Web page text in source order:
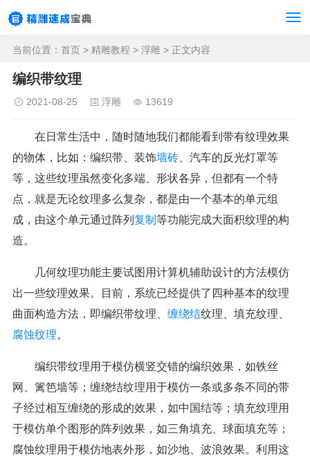
当前位置： 首页 > 精雕教程 > 浮雕 > 正文内容
编织带纹理
2021-08-25 浮雕 13619
在日常生活中，随时随地我们都能看到带有纹理效果
的物体，比如：编织带、装饰墙砖 、汽车的反光灯罩等
等，这些纹理虽然变化多端、形状各异，但都有一个特
点，就是无论纹理多么复杂，都是由一个基本的单元组
成，由这个单元通过阵列 复制 等功能完成大面积纹理的构
造。
几何纹理功能主要试图用计算机辅助设计的方法模仿
出一些纹理效果。目前，系统已经提供了四种基本的纹理
曲面构造方法，即编织带纹理、 缠绕结纹理、填充纹理、
腐蚀纹理。
编织带纹理用于模仿横竖交错的编织效果，如铁丝
网、篱笆墙等；缠绕结纹理用于模仿一条或多条不同的带
子经过相互缠绕的形成的效果，如中国结等；填充纹理用
于模仿单个图形的阵列效果，如三角填充、球面填充等；
腐蚀纹理用于模仿地表外形，如沙地、波浪效果。利用这